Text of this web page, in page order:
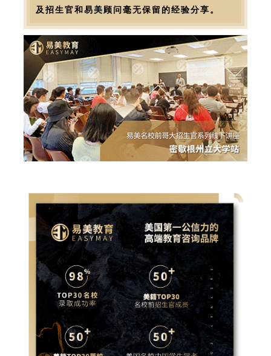
及招生官和易美顾问毫无保留的经验分享。